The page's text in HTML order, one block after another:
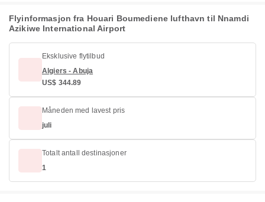
Flyinformasjon fra Houari Boumediene lufthavn til Nnamdi
Azikiwe International Airport
Eksklusive flytilbud
Algiers - Abuja
US$ 344.89
Måneden med lavest pris
juli
Totalt antall destinasjoner
1